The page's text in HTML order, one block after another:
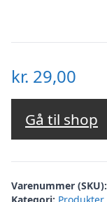
kr. 29,00
Gå til shop
Varenummer (SKU):